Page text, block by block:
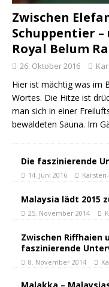
Zwischen
Schuppentier
Royal Belum
26. Oktober 2016
Hier ist mächtig was im
Wortes. Die Hitze ist
man sich in einer
bewaldeten Sauna. Im
Die faszinierende
14. Juni 2016
Malaysia lädt 2015
25. November 2014
Zwischen Riffhaien
faszinierende
8. November 2014